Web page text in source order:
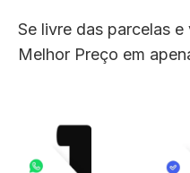
Se livre das parcelas
Melhor Preço em